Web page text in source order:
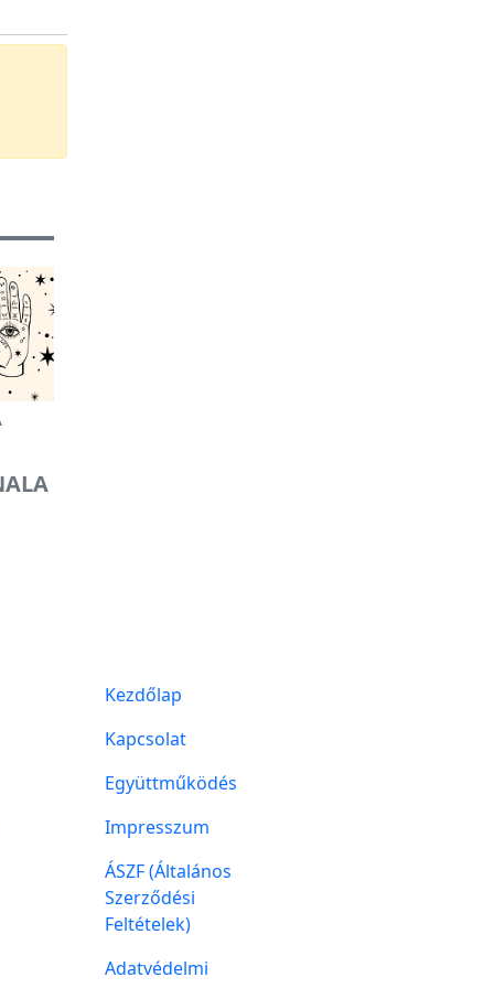
Kezdőlap
Kapcsolat
Együttműködés
Impresszum
ÁSZF (Általános
Szerződési
Feltételek)
Adatvédelmi